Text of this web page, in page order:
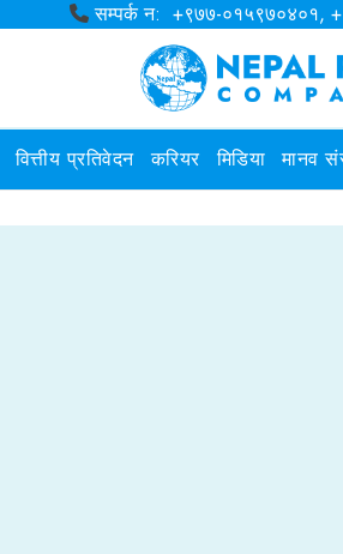
सम्पर्क न: +९७७-०१५९७०४०१,
वित्तीय प्रतिवेदन करियर मिडिया मानव